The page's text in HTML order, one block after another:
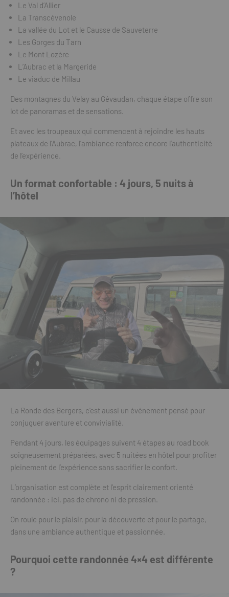
Le Val d’Allier
La Transcévenole
La vallée du Lot et le Causse de Sauveterre
Les Gorges du Tarn
Le Mont Lozère
L’Aubrac et la Margeride
Le viaduc de Millau
Des montagnes du Velay au Gévaudan, chaque étape offre son
lot de panoramas et de sensations.
Et avec les troupeaux qui commencent à rejoindre les hauts
plateaux de l’Aubrac, l’ambiance renforce encore l’authenticité
de l’expérience.
Un format confortable : 4 jours, 5 nuits à
l’hôtel
La Ronde des Bergers, c’est aussi un événement pensé pour
conjuguer aventure et convivialité.
Pendant 4 jours, les équipages suivent 4 étapes au road book
soigneusement préparées, avec 5 nuitées en hôtel pour profiter
pleinement de l’expérience sans sacrifier le confort.
L’organisation est complète et l’esprit clairement orienté
randonnée : ici, pas de chrono ni de pression.
On roule pour le plaisir, pour la découverte et pour le partage,
dans une ambiance authentique et passionnée.
Pourquoi cette randonnée 4×4 est différente
?